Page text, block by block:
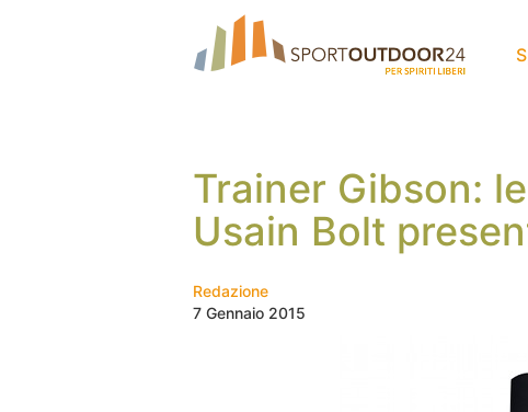
Trainer Gibson:
Usain Bolt
Redazione
7 Gennaio 2015